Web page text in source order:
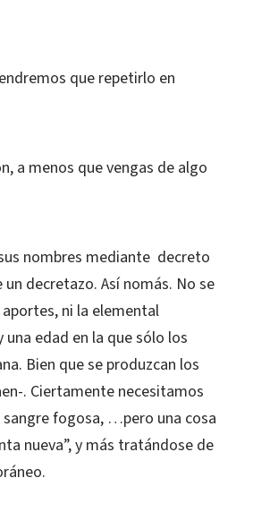
que repetirlo en
a menos que vengas de algo
nombres mediante decreto
decretazo. Así nomás. No se
ni la elemental
una edad en la que sólo los
Bien que se produzcan los
. Ciertamente necesitamos
sangre fogosa, …pero una cosa
nueva”, y más tratándose de